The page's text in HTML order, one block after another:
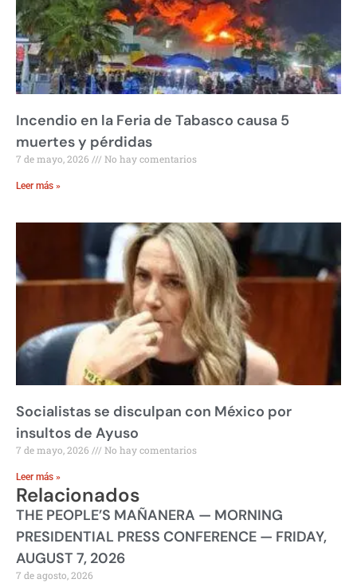
Incendio en la Feria de Tabasco causa 5
muertes y pérdidas
7 de mayo, 2026 No hay comentarios
Leer más »
Socialistas se disculpan con México por
insultos de Ayuso
7 de mayo, 2026 No hay comentarios
Leer más »
Relacionados
THE PEOPLE’S MAÑANERA — MORNING
PRESIDENTIAL PRESS CONFERENCE — FRIDAY,
AUGUST 7, 2026
7 de agosto, 2026